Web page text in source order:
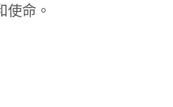
使命。